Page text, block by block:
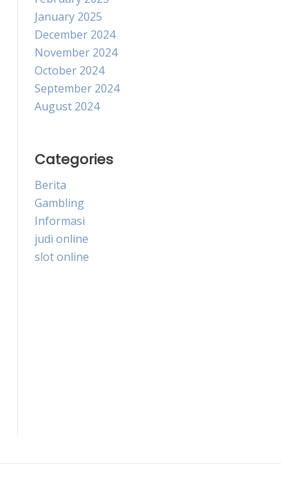
January 2025
December 2024
November 2024
October 2024
September 2024
August 2024
Categories
Berita
Gambling
Informasi
judi online
slot online